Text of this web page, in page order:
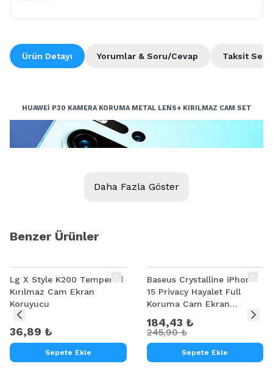
Ürün Detayı Taksit
Yorumlar & Soru/Cevap
HUAWEİ P30 KAMERA KORUMA METAL LENS+ KIRILMAZ CAM SET
Daha Fazla Göster
Benzer Ürünler
Lg X Style K200 Tempered
Kırılmaz Cam Ekran
Koruyucu
36,89 ₺
Sepete Ekle
Baseus Crystalline iPhone
15 Privacy Hayalet Full
Koruma Cam Ekran
184,43 ₺
245,90 ₺
Sepete Ekle